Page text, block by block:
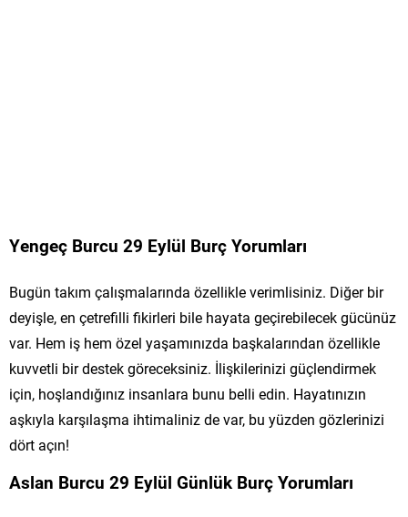
Yengeç Burcu 29 Eylül Burç Yorumları
Bugün takım çalışmalarında özellikle verimlisiniz. Diğer bir
deyişle, en çetrefilli fikirleri bile hayata geçirebilecek gücünüz
var. Hem iş hem özel yaşamınızda başkalarından özellikle
kuvvetli bir destek göreceksiniz. İlişkilerinizi güçlendirmek
için, hoşlandığınız insanlara bunu belli edin. Hayatınızın
aşkıyla karşılaşma ihtimaliniz de var, bu yüzden gözlerinizi
dört açın!
Aslan Burcu 29 Eylül Günlük Burç Yorumları